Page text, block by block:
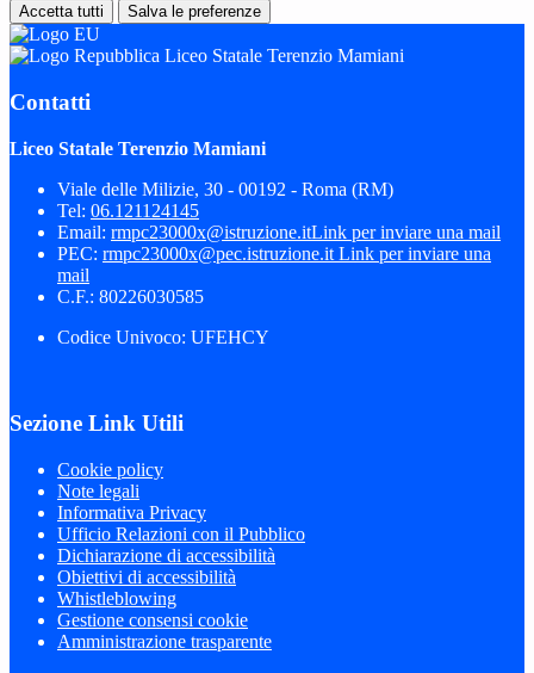
Accetta tutti Salva le preferenze
Liceo Statale Terenzio Mamiani
Contatti
Liceo Statale Terenzio Mamiani
Viale delle Milizie, 30 - 00192 - Roma (RM)
Tel: 06.121124145
Email: rmpc23000x@istruzione.itLink per inviare una mail
PEC: rmpc23000x@pec.istruzione.it Link per inviare una
mail
C.F.: 80226030585
Codice Univoco: UFEHCY
Sezione Link Utili
Cookie policy
Note legali
Informativa Privacy
Ufficio Relazioni con il Pubblico
Dichiarazione di accessibilità
Obiettivi di accessibilità
Whistleblowing
Gestione consensi cookie
Amministrazione trasparente